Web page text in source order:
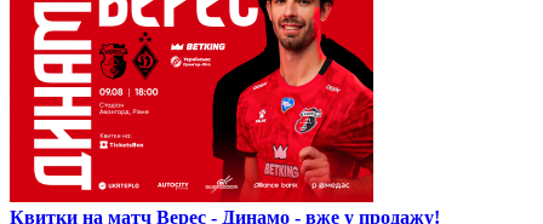
Квитки на матч Верес - Динамо - вже у продажу!